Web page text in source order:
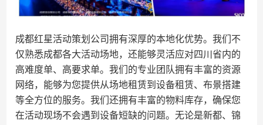
成都红星活动策划公司拥有深厚的本地化优势。我们不
仅熟悉成都各大活动场地，还能够灵活应对四川省内的
高难度单、高要求单。我们的专业团队拥有丰富的资源
网络，能够为您提供从场地租赁到设备租赁、布景搭建
等全方位的服务。我们还拥有丰富的物料库存，确保您
在活动现场不会遇到设备短缺的问题。无论是新都、锦